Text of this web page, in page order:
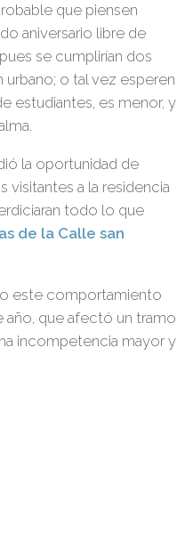
que piensen
aniversario libre de
se cumplirían dos
urbano; o tal vez esperen
estudiantes, es menor, y
la oportunidad de
visitantes a la residencia
todo lo que
de la Calle san
este comportamiento
año, que afectó un tramo
incompetencia mayor y